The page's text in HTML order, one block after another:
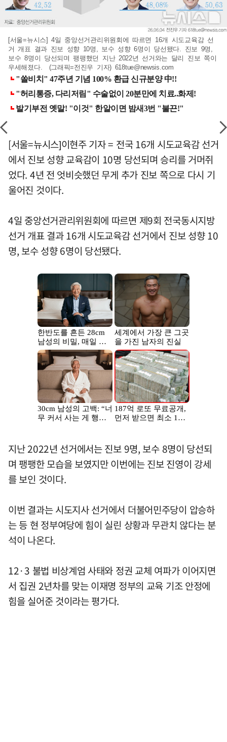
[서울=뉴시스] 4일 중앙선거관리위원회에 따르면 16개 시도교육감 선
거 개표 결과 진보 성향 10명, 보수 성향 6명이 당선됐다. 진보 9명,
보수 8명이 당선되며 팽팽했던 지난 2022년 선거와는 달리 진보 쪽이
우세해졌다. (그래픽=전진우 기자) 618tue@newsis.com
[서울=뉴시스]이현주 기자 = 전국 16개 시도교육감 선거
에서 진보 성향 교육감이 10명 당선되며 승리를 거머쥐
었다. 4년 전 엇비슷했던 무게 추가 진보 쪽으로 다시 기
울어진 것이다.
4일 중앙선거관리위원회에 따르면 제9회 전국동시지방
선거 개표 결과 16개 시도교육감 선거에서 진보 성향 10
명, 보수 성향 6명이 당선됐다.
지난 2022년 선거에서는 진보 9명, 보수 8명이 당선되
며 팽팽한 모습을 보였지만 이번에는 진보 진영이 강세
를 보인 것이다.
이번 결과는 시도지사 선거에서 더불어민주당이 압승하
는 등 현 정부여당에 힘이 실린 상황과 무관치 않다는 분
석이 나온다.
12·3 불법 비상계엄 사태와 정권 교체 여파가 이어지면
서 집권 2년차를 맞는 이재명 정부의 교육 기조 안정에
힘을 실어준 것이라는 평가다.